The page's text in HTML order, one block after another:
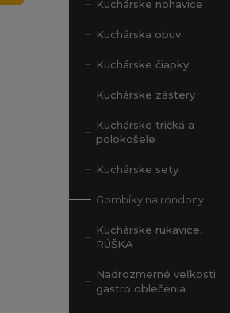
Kuchárske nohavice
Kuchárska obuv
Kuchárske čiapky
Kuchárske zástery
Kuchárske tričká a
polokošele
Kuchárske sety
Gombíky na rondony
Kuchárske rukavice,
RÚŠKA
Nadrozmerné veľkosti
gastro oblečenia